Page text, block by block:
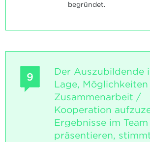
begründet.
9
Der Auszubildende
Lage,
Zusammenarbeit /
Kooperation
Ergebnisse im
präsentieren,